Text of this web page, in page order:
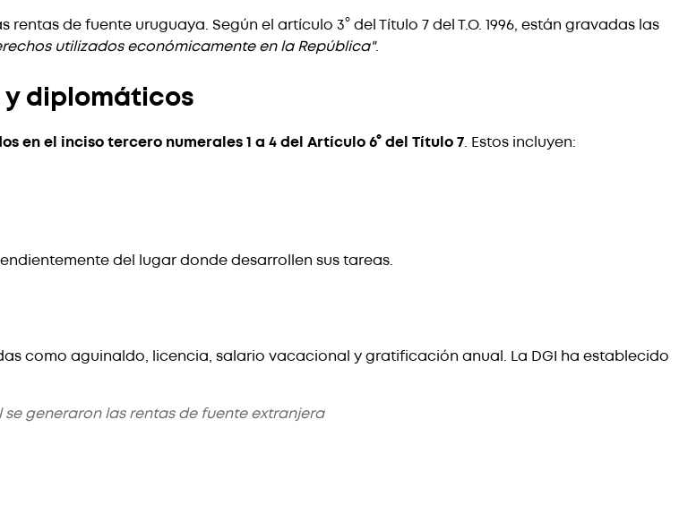
de fuente uruguaya. Según el artículo 3° del Título 7 del T.O. 1996, están gravadas las
utilizados económicamente en la República".
diplomáticos
en el inciso tercero numerales 1 a 4 del Artículo 6° del Título 7. Estos incluyen:
del lugar donde desarrollen sus tareas.
como aguinaldo, licencia, salario vacacional y gratificación anual. La DGI ha establecido
generaron las rentas de fuente extranjera